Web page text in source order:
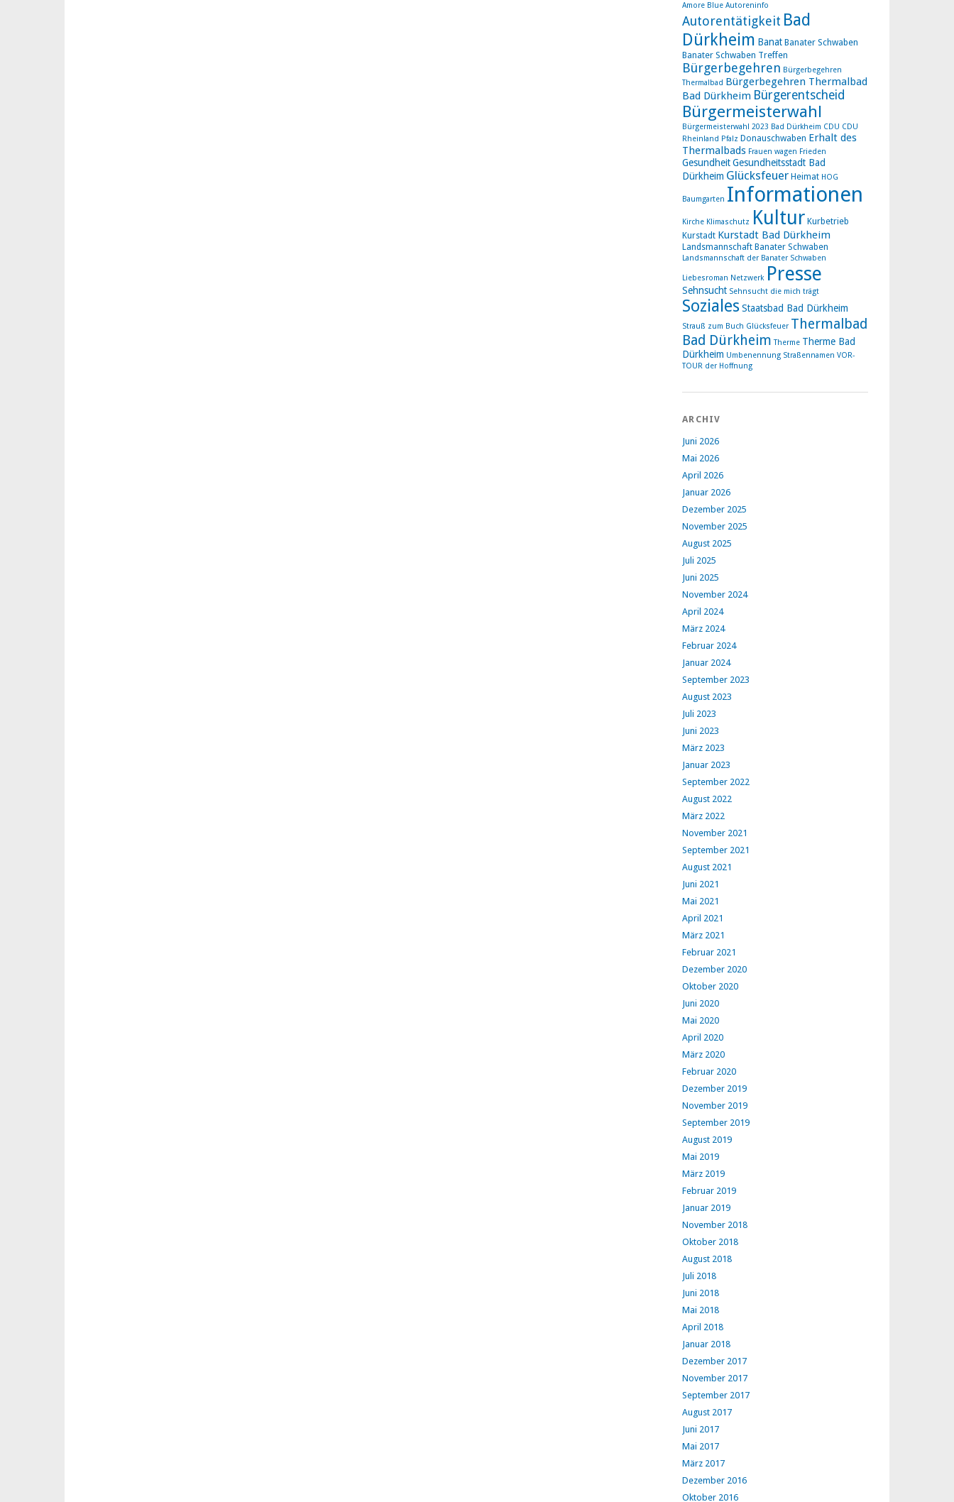
Amore Blue Autoreninfo
Autorentätigkeit Bad
Dürkheim Banat Banater Schwaben
Banater Schwaben Treffen
Bürgerbegehren Bürgerbegehren
Thermalbad Bürgerbegehren Thermalbad
Bad Dürkheim Bürgerentscheid
Bürgermeisterwahl
Bürgermeisterwahl 2023 Bad Dürkheim CDU CDU
Rheinland Pfalz Donauschwaben Erhalt des
Thermalbads Frauen wagen Frieden
GesundheitGesundheitsstadt Bad
Dürkheim Glücksfeuer Heimat HOG
Baumgarten Informationen
Kirche Klimaschutz Kultur Kurbetrieb
Kurstadt Kurstadt Bad Dürkheim
Landsmannschaft Banater Schwaben
Landsmannschaft der Banater Schwaben
Liebesroman Netzwerk Presse
Sehnsucht Sehnsucht die mich trägt
Soziales Staatsbad Bad Dürkheim
Strauß zum Buch Glücksfeuer Thermalbad
Bad Dürkheim Therme Therme Bad
Dürkheim Umbenennung Straßennamen VOR-
TOUR der Hoffnung
ARCHIV
Juni 2026
Mai 2026
April 2026
Januar 2026
Dezember 2025
November 2025
August 2025
Juli 2025
Juni 2025
November 2024
April 2024
März 2024
Februar 2024
Januar 2024
September 2023
August 2023
Juli 2023
Juni 2023
März 2023
Januar 2023
September 2022
August 2022
März 2022
November 2021
September 2021
August 2021
Juni 2021
Mai 2021
April 2021
März 2021
Februar 2021
Dezember 2020
Oktober 2020
Juni 2020
Mai 2020
April 2020
März 2020
Februar 2020
Dezember 2019
November 2019
September 2019
August 2019
Mai 2019
März 2019
Februar 2019
Januar 2019
November 2018
Oktober 2018
August 2018
Juli 2018
Juni 2018
Mai 2018
April 2018
Januar 2018
Dezember 2017
November 2017
September 2017
August 2017
Juni 2017
Mai 2017
März 2017
Dezember 2016
Oktober 2016